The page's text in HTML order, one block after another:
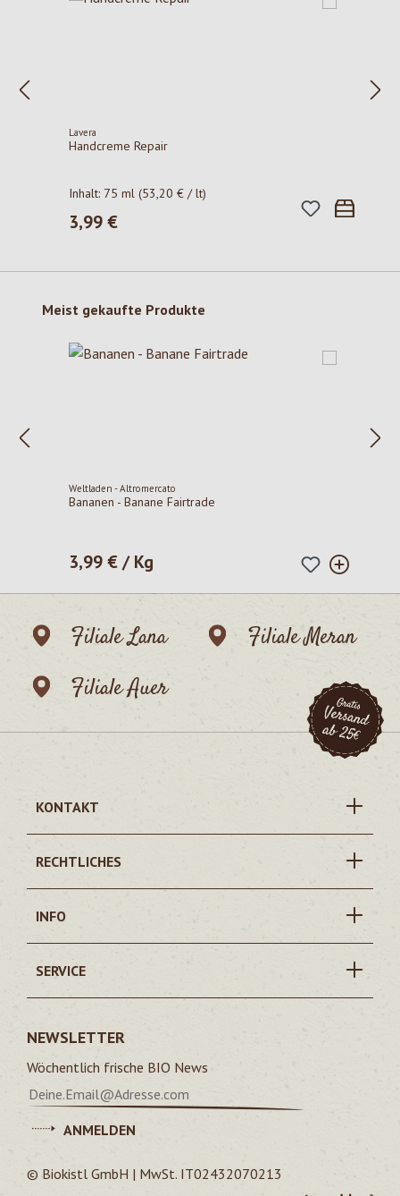
Lavera
Handcreme Repair
Inhalt: 75 ml(53,20 € / lt)
Regulärer Preis:
3,99 €
Produktgalerie überspringen
Meist gekaufte Produkte
Weltladen - Altromercato
Bananen - Banane Fairtrade
Regulärer Preis:
3,99 € / Kg
Filiale Lana
Filiale Meran
Filiale Auer
KONTAKT
RECHTLICHES
INFO
SERVICE
NEWSLETTER
Wöchentlich frische BIO News
ANMELDEN
© Biokistl GmbH | MwSt. IT02432070213